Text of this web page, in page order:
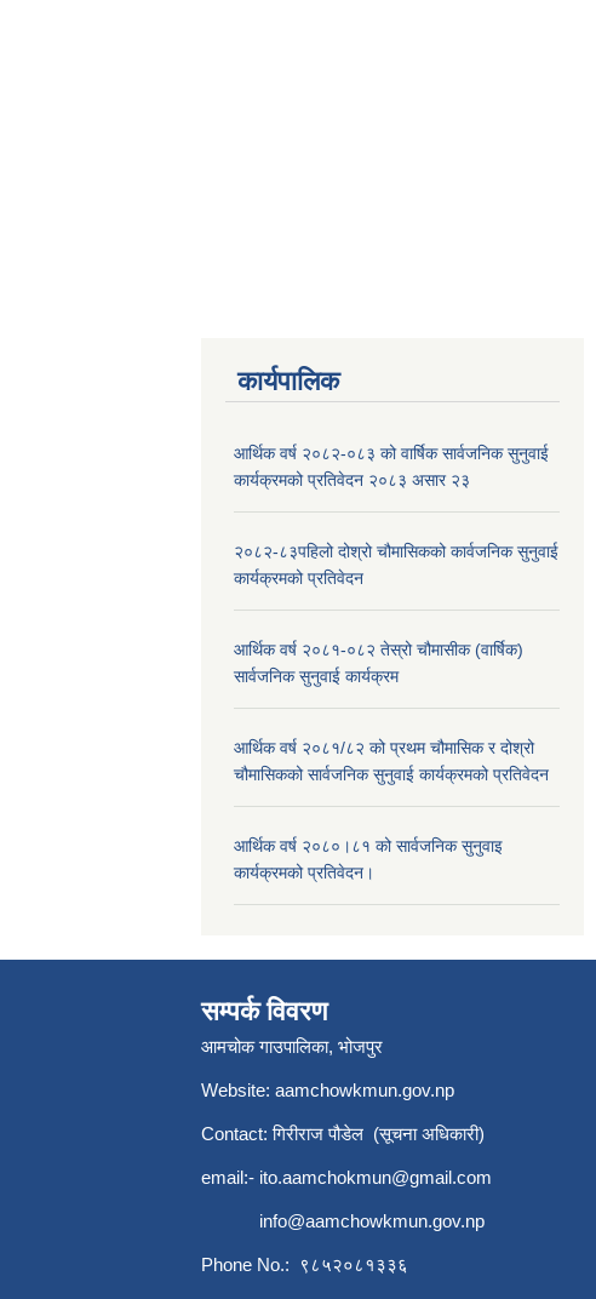
कार्यपालिक
आर्थिक वर्ष २०८२-०८३ को वार्षिक सार्वजनिक सुनुवाई
कार्यक्रमको प्रतिवेदन २०८३ असार २३
२०८२-८३पहिलो दोश्रो चौमासिकको कार्वजनिक सुनुवाई
कार्यक्रमको प्रतिवेदन
आर्थिक वर्ष २०८१-०८२ तेस्रो चौमासीक (वार्षिक)
सार्वजनिक सुनुवाई कार्यक्रम
आर्थिक वर्ष २०८१/८२ को प्रथम चौमासिक र दोश्रो
चौमासिकको सार्वजनिक सुनुवाई कार्यक्रमको प्रतिवेदन
आर्थिक वर्ष २०८०।८१ को सार्वजनिक सुनुवाइ
कार्यक्रमको प्रतिवेदन।
सम्पर्क विवरण
आमचोक गाउपालिका, भोजपुर
Website: aamchowkmun.gov.np
Contact: गिरीराज पौडेल (सूचना अधिकारी)
email:- ito.aamchokmun@gmail.com
info@aamchowkmun.gov.np
Phone No.: ९८५२०८१३३६